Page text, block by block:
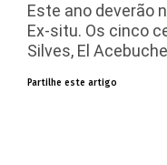
Este ano deverão
Ex-situ. Os cinco
Silves, El
Partilhe este artigo